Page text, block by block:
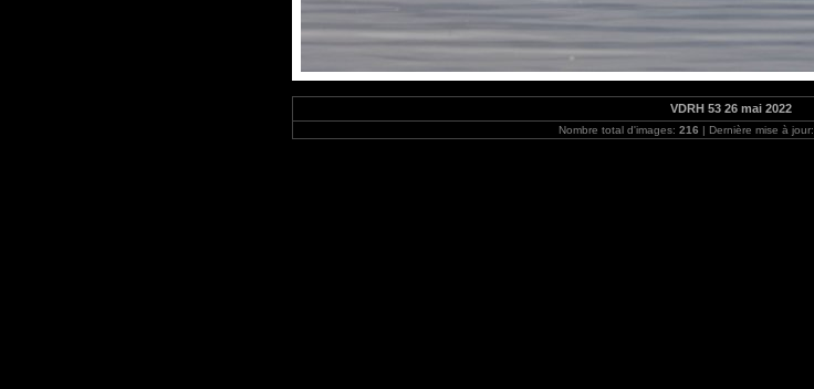
VDRH 53 26 mai 2022
Nombre total d'images: 216 | Dernière mise à jour: